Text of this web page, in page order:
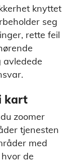
knyttet
seg
rette feil
avledede
kart
zoomer
tjenesten
med
de